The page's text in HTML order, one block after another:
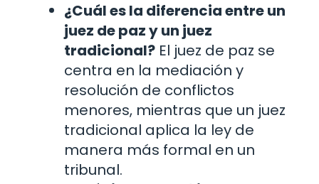
¿Cuál es la diferencia entre un
juez de paz y un juez
tradicional? El juez de paz se
centra en la mediación y
resolución de conflictos
menores, mientras que un juez
tradicional aplica la ley de
manera más formal en un
tribunal.